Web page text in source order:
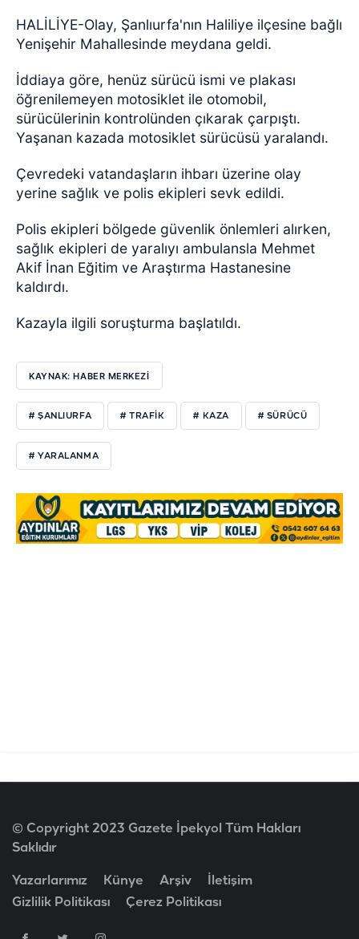
HALİLİYE-Olay, Şanlıurfa'nın Haliliye ilçesine bağlı
Yenişehir Mahallesinde meydana geldi.
İddiaya göre, henüz sürücü ismi ve plakası
öğrenilemeyen motosiklet ile otomobil,
sürücülerinin kontrolünden çıkarak çarpıştı.
Yaşanan kazada motosiklet sürücüsü yaralandı.
Çevredeki vatandaşların ihbarı üzerine olay
yerine sağlık ve polis ekipleri sevk edildi.
Polis ekipleri bölgede güvenlik önlemleri alırken,
sağlık ekipleri de yaralıyı ambulansla Mehmet
Akif İnan Eğitim ve Araştırma Hastanesine
kaldırdı.
Kazayla ilgili soruşturma başlatıldı.
KAYNAK: HABER MERKEZİ
# ŞANLIURFA # TRAFİK # KAZA # SÜRÜCÜ
# YARALANMA
© Copyright 2023 Gazete İpekyol Tüm Hakları
Saklıdır
Yazarlarımız Künye Arşiv
İletişim
Gizlilik Politikası
Çerez Politikası